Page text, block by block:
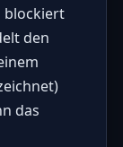
blockiert
den
das